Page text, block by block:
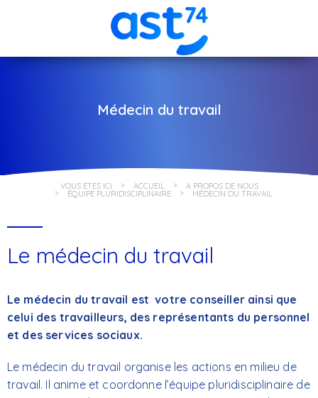
Médecin du travail
VOUS ÊTES ICI ACCUEIL À PROPOS DE NOUS
ÉQUIPE PLURIDISCIPLINAIRE MÉDECIN DU TRAVAIL
Le médecin du travail
Le médecin du travail est votre conseiller ainsi que
celui des travailleurs, des représentants du personnel
et des services sociaux.
Le médecin du travail organise les actions en milieu de
travail. Il anime et coordonne l’équipe pluridisciplinaire de